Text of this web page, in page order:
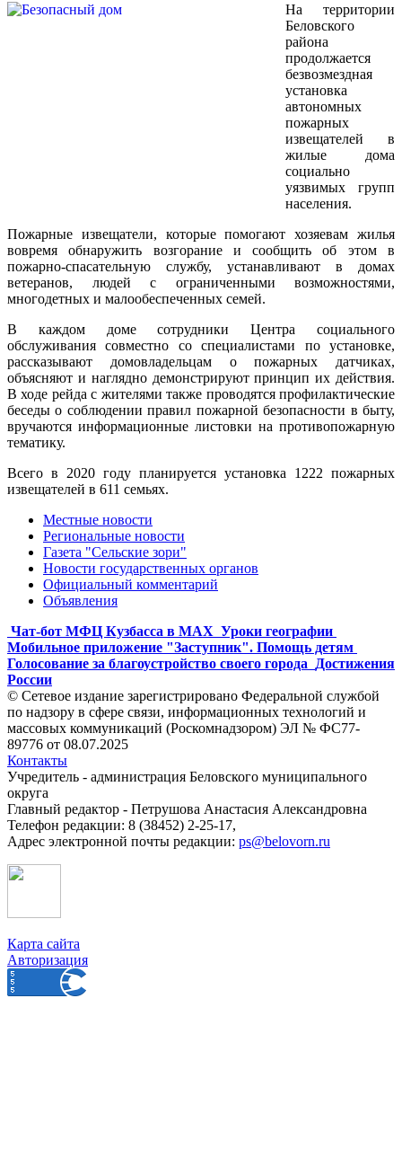
На территории
Беловского
района
продолжается
безвозмездная
установка
автономных
пожарных
извещателей в
жилые дома
социально
уязвимых групп
населения.
Пожарные извещатели, которые помогают хозяевам жилья
вовремя обнаружить возгорание и сообщить об этом в
пожарно-спасательную службу, устанавливают в домах
ветеранов, людей с ограниченными возможностями,
многодетных и малообеспеченных семей.
В каждом доме сотрудники Центра социального
обслуживания совместно со специалистами по установке,
рассказывают домовладельцам о пожарных датчиках,
объясняют и наглядно демонстрируют принцип их действия.
В ходе рейда с жителями также проводятся профилактические
беседы о соблюдении правил пожарной безопасности в быту,
вручаются информационные листовки на противопожарную
тематику.
Всего в 2020 году планируется установка 1222 пожарных
извещателей в 611 семьях.
Местные новости
Региональные новости
Газета "Сельские зори"
Новости государственных органов
Официальный комментарий
Объявления
Чат-бот МФЦ Кузбасса в MAX Уроки географии
Мобильное приложение "Заступник". Помощь детям
Голосование за благоустройство своего города
Достижения
России
© Сетевое издание зарегистрировано Федеральной службой
по надзору в сфере связи, информационных технологий и
массовых коммуникаций (Роскомнадзором) ЭЛ № ФС77-
89776 от 08.07.2025
Контакты
Учредитель - администрация Беловского муниципального
округа
Главный редактор - Петрушова Анастасия Александровна
Телефон редакции: 8 (38452) 2-25-17,
Адрес электронной почты редакции: ps@belovorn.ru
Карта сайта
Авторизация